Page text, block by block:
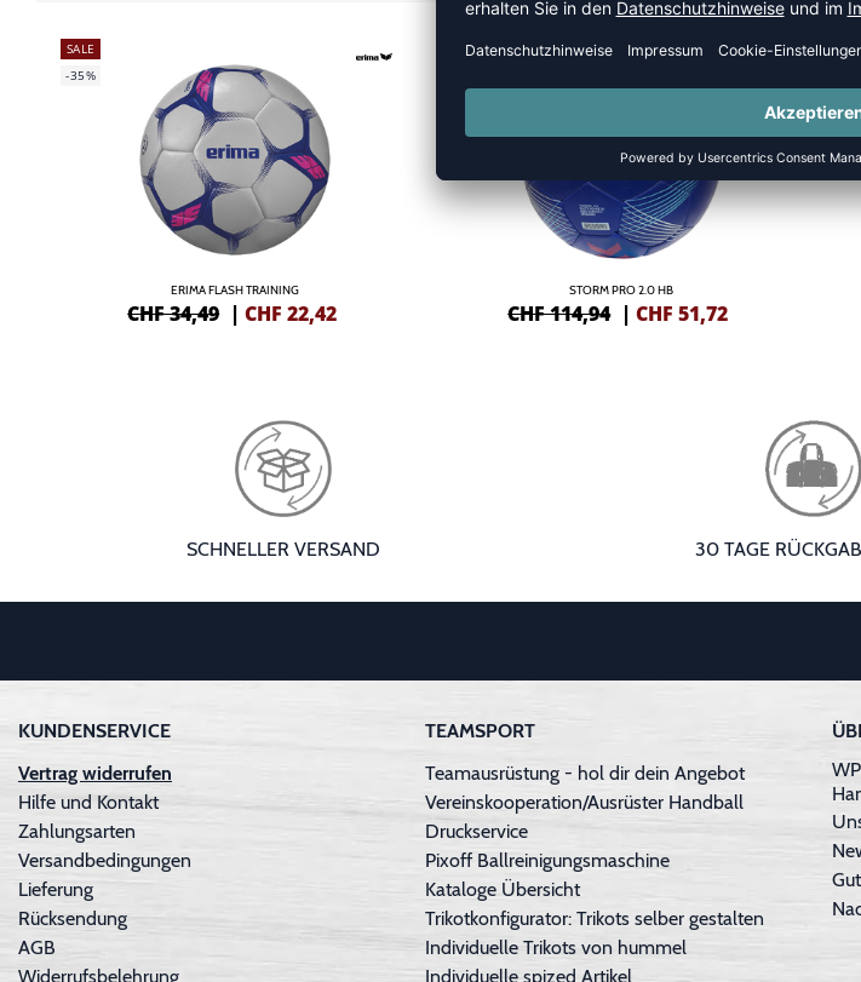
SALE
-35%
ERIMA FLASH TRAINING
CHF 34,49 |CHF 22,42
SALE
STORM PRO 2.0 HB
CHF 114,94 |CHF 51,72
SCHNELLER VERSAND 30 TAGE
KUNDENSERVICE
Vertrag widerrufen
Hilfe und Kontakt
Zahlungsarten
Versandbedingungen
Lieferung
Rücksendung
AGB
Widerrufsbelehrung
TEAMSPORT
Teamausrüstung - hol dir dein Angebot
Vereinskooperation/Ausrüster Handball
Druckservice
Pixoff Ballreinigungsmaschine
Kataloge Übersicht
Trikotkonfigurator: Trikots selber gestalten
Individuelle Trikots von hummel
Individuelle spized Artikel